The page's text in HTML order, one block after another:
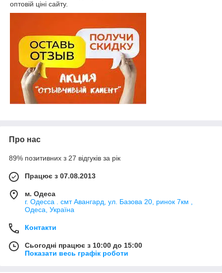
оптовій ціні сайту.
Про нас
89% позитивних з 27 відгуків за рік
Працює з 07.08.2013
м. Одеса
г. Одесса . смт Авангард, ул. Базова 20, ринок 7км ,
Одеса, Україна
Контакти
Сьогодні працює з 10:00 до 15:00
Показати весь графік роботи